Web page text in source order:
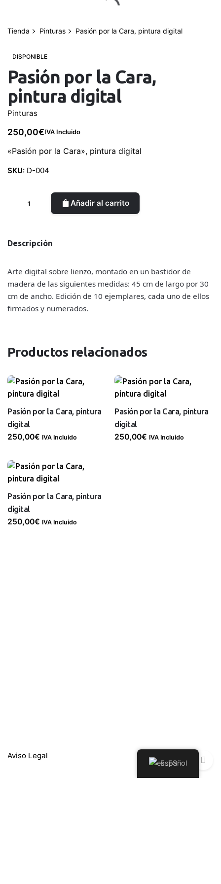
contenido
Tienda Pinturas Pasión por la Cara, pintura digital
DISPONIBLE
Pasión por la Cara,
pintura digital
Pinturas
250,00€IVA Incluido
«Pasión por la Cara», pintura digital
SKU: D-004
pintura
cantidad
Añadir al carrito
Descripción
Arte digital sobre lienzo, montado en un bastidor de
madera de las siguientes medidas: 45 cm de largo por 30
cm de ancho. Edición de 10 ejemplares, cada uno de ellos
firmados y numerados.
Productos relacionados
Pasión por la Cara, pintura
digital
250,00€ IVA Incluido
Pasión por la Cara, pintura
digital
250,00€ IVA Incluido
Pasión por la Cara, pintura
digital
250,00€ IVA Incluido
Aviso Legal
Español